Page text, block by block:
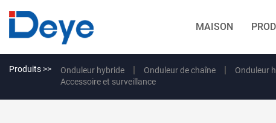
MAISON
Produits >> Onduleur hybride Onduleur de chaîne Onduleur
Accessoire et surveillance